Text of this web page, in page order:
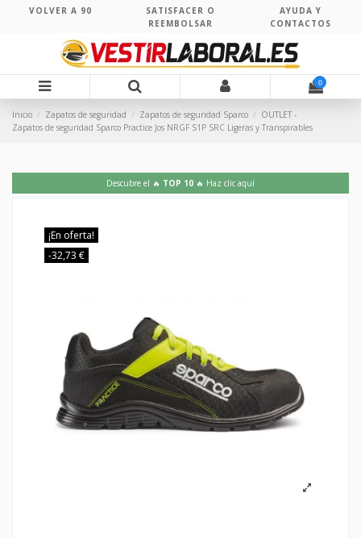
VOLVER A 90
SATISFACER O
REEMBOLSAR
AYUDA Y
CONTACTOS
0
Inicio Zapatos de seguridad Zapatos de seguridad Sparco
OUTLET -
Zapatos de seguridad Sparco Practice Jos NRGF S1P SRC Ligeras y Transpirables
Descubre el 🔥 TOP 10 🔥 Haz clic aquí
¡En oferta!
-32,73 €